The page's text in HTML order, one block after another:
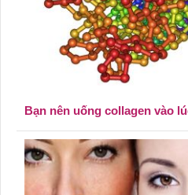
Bạn nên uống collagen vào